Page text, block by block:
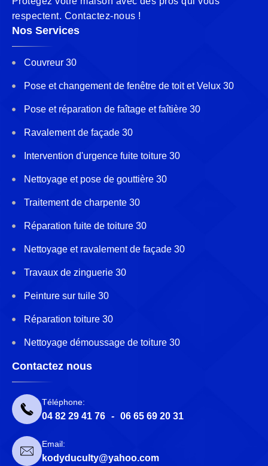
respectent. Contactez-nous !
Nos Services
Couvreur 30
Pose et changement de fenêtre de toit et Velux 30
Pose et réparation de faîtage et faîtière 30
Ravalement de façade 30
Intervention d'urgence fuite toiture 30
Nettoyage et pose de gouttière 30
Traitement de charpente 30
Réparation fuite de toiture 30
Nettoyage et ravalement de façade 30
Travaux de zinguerie 30
Peinture sur tuile 30
Réparation toiture 30
Nettoyage démoussage de toiture 30
Contactez nous
Téléphone:
04 82 29 41 76 - 06 65 69 20 31
Email:
kodyduculty@yahoo.com